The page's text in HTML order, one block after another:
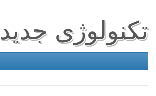
تکنولوژی جدید